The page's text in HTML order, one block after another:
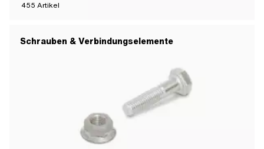
455 Artikel
Schrauben & Verbindungselemente